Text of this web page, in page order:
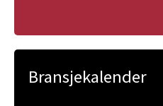
Bransjekalender